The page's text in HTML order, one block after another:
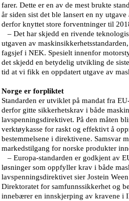
farer. Dette er en av de mest brukte
år siden sist det ble lansert en ny
derfor knyttet store forventninger til
– Det har skjedd en rivende
utgaven av
fagsjef i NEK. Spesielt innenfor
det skjedd en betydelig utvikling de
tid at vi fikk en oppdatert utgave av
Norge er forpliktet
Standarden er utviklet på mandat fra
derfor gitte sikkerhetskrav i både
lavspenningsdirektivet. På den måten
verktøykasse for raskt og effektivt å
bestemmelsene i direktivene. Samsvar
markedstilgang for norske produkter
– Europa-standarden er godkjent av
løsninger som oppfyller krav i både
lavspenningsdirektivet sier Jostein
Direktoratet for samfunnssikkerhet og
innebærer en innskjerping av kravene i